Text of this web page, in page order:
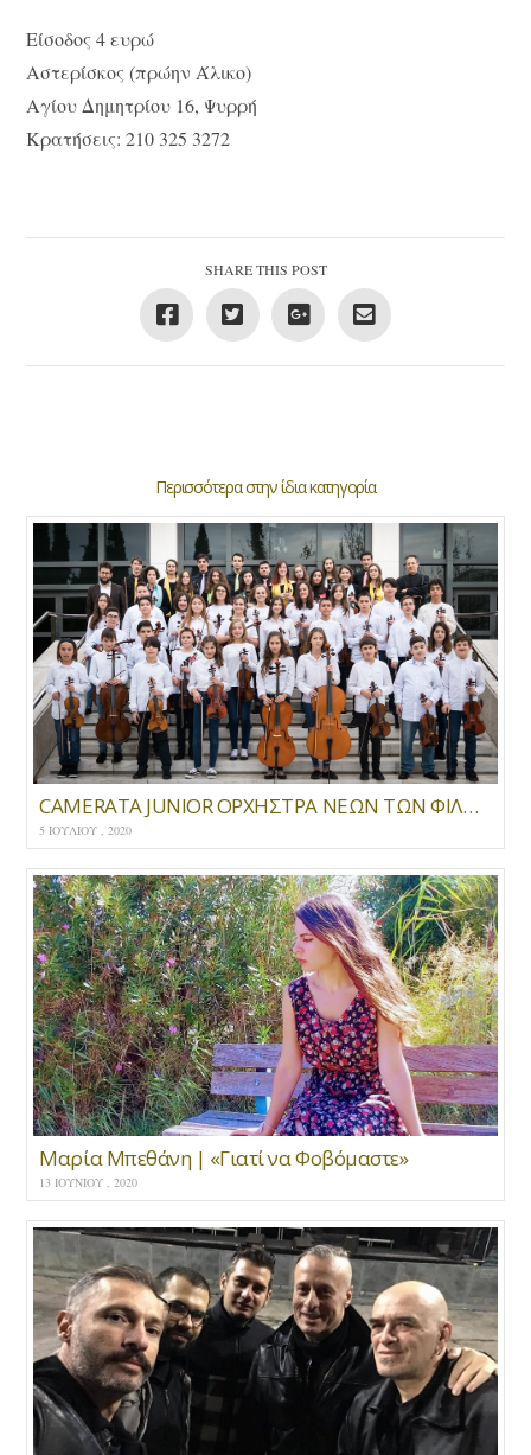
Είσοδος 4 ευρώ
Αστερίσκος (πρώην Άλικο)
Αγίου Δημητρίου 16, Ψυρρή
Kρατήσεις: 210 325 3272
SHARE THIS POST
Περισσότερα στην ίδια κατηγορία
CAMERATA JUNIOR ΟΡΧΗΣΤΡΑ ΝΕΩΝ ΤΩΝ ΦΙΛΩΝ ΤΗΣ ΜΟΥΣΙΚΗΣ Ακροάσεις για την επιλογή νέων μελών Καλλιτεχνικό έτος 2020-2021
5 ΙΟΥΛΊΟΥ , 2020
Μαρία Μπεθάνη | «Γιατί να Φοβόμαστε»
13 ΙΟΥΝΊΟΥ , 2020